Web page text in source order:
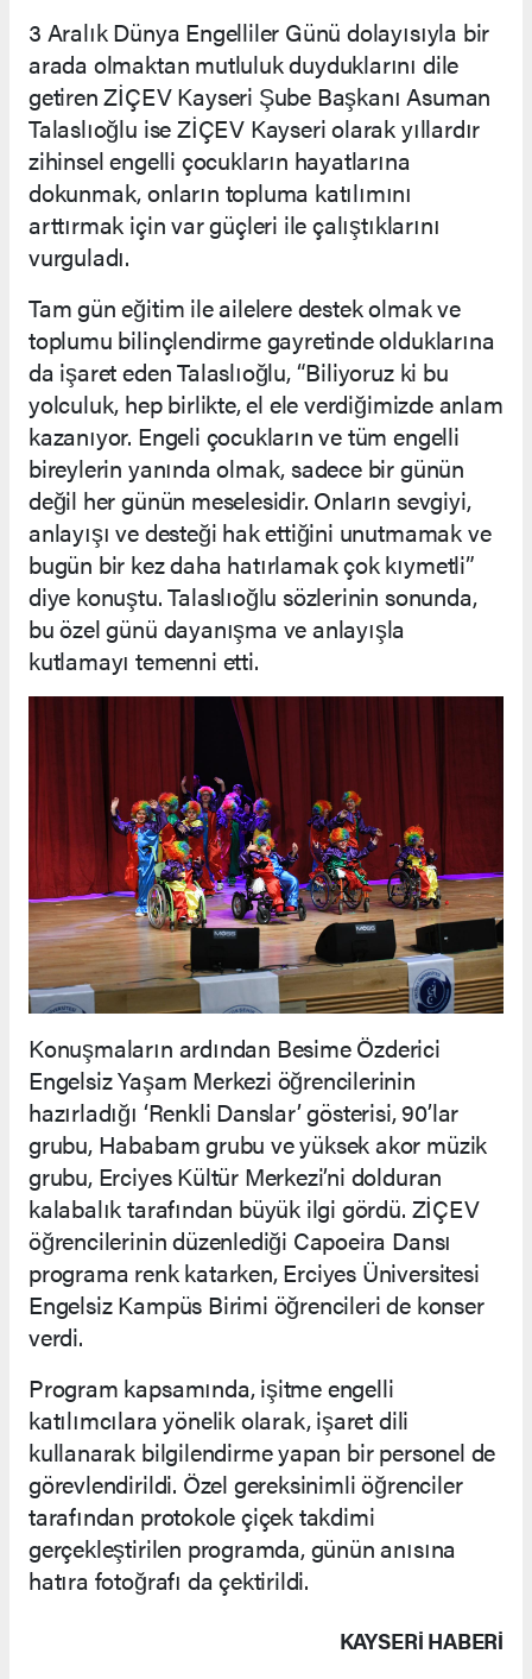
3 Aralık Dünya Engelliler Günü dolayısıyla bir
arada olmaktan mutluluk duyduklarını dile
getiren ZİÇEV Kayseri Şube Başkanı Asuman
Talaslıoğlu ise ZİÇEV Kayseri olarak yıllardır
zihinsel engelli çocukların hayatlarına
dokunmak, onların topluma katılımını
arttırmak için var güçleri ile çalıştıklarını
vurguladı.
Tam gün eğitim ile ailelere destek olmak ve
toplumu bilinçlendirme gayretinde olduklarına
da işaret eden Talaslıoğlu, “Biliyoruz ki bu
yolculuk, hep birlikte, el ele verdiğimizde anlam
kazanıyor. Engeli çocukların ve tüm engelli
bireylerin yanında olmak, sadece bir günün
değil her günün meselesidir. Onların sevgiyi,
anlayışı ve desteği hak ettiğini unutmamak ve
bugün bir kez daha hatırlamak çok kıymetli”
diye konuştu. Talaslıoğlu sözlerinin sonunda,
bu özel günü dayanışma ve anlayışla
kutlamayı temenni etti.
Konuşmaların ardından Besime Özderici
Engelsiz Yaşam Merkezi öğrencilerinin
hazırladığı ‘Renkli Danslar’ gösterisi, 90’lar
grubu, Hababam grubu ve yüksek akor müzik
grubu, Erciyes Kültür Merkezi’ni dolduran
kalabalık tarafından büyük ilgi gördü. ZİÇEV
öğrencilerinin düzenlediği Capoeira Dansı
programa renk katarken, Erciyes Üniversitesi
Engelsiz Kampüs Birimi öğrencileri de konser
verdi.
Program kapsamında, işitme engelli
katılımcılara yönelik olarak, işaret dili
kullanarak bilgilendirme yapan bir personel de
görevlendirildi. Özel gereksinimli öğrenciler
tarafından protokole çiçek takdimi
gerçekleştirilen programda, günün anısına
hatıra fotoğrafı da çektirildi.
KAYSERI HABERİ